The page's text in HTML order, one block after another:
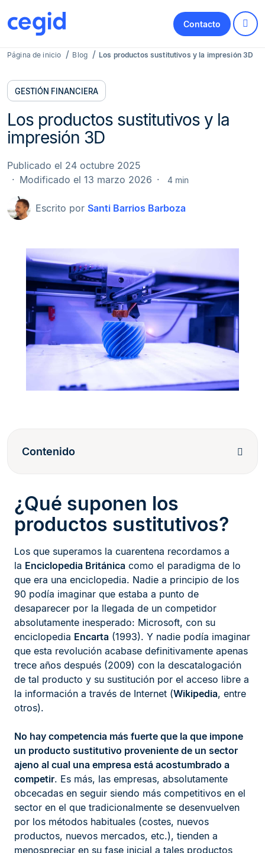
Contacto
Página de inicio Blog Los productos sustitutivos y la impresión 3D
GESTIÓN FINANCIERA
Los productos sustitutivos y la
impresión 3D
Escrito por Santi Barrios Barboza
Publicado el 24 octubre 2025
Modificado el 13 marzo 2026
4 min
Contenido
¿Qué suponen los
productos sustitutivos?
Los que superamos la cuarentena recordamos a
la Enciclopedia Británica como el paradigma de lo
que era una enciclopedia. Nadie a principio de los
90 podía imaginar que estaba a punto de
desaparecer por la llegada de un competidor
absolutamente inesperado: Microsoft, con su
enciclopedia Encarta (1993). Y nadie podía imaginar
que esta revolución acabase definitivamente apenas
trece años después (2009) con la descatalogación
de tal producto y su sustitución por el acceso libre a
la información a través de Internet (Wikipedia, entre
otros).
No hay competencia más fuerte que la que impone
un producto sustitutivo proveniente de un sector
ajeno al cual una empresa está acostumbrado a
competir. Es más, las empresas, absolutamente
obcecadas en seguir siendo más competitivos en el
sector en el que tradicionalmente se desenvuelven
por los métodos habituales (costes, nuevos
productos, nuevos mercados, etc.), tienden a
menospreciar en su fase inicial a tales productos